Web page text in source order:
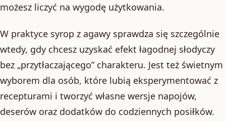
możesz liczyć na wygodę użytkowania.
W praktyce syrop z agawy sprawdza się szczególnie
wtedy, gdy chcesz uzyskać efekt łagodnej słodyczy
bez „przytłaczającego” charakteru. Jest też świetnym
wyborem dla osób, które lubią eksperymentować z
recepturami i tworzyć własne wersje napojów,
deserów oraz dodatków do codziennych posiłków.